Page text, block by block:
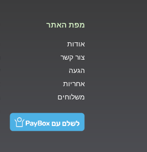
מפת האתר
אודות
צור קשר
הגעה
אחריות
משלוחים